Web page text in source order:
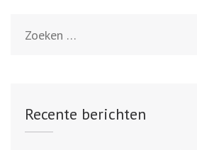
Recente berichten